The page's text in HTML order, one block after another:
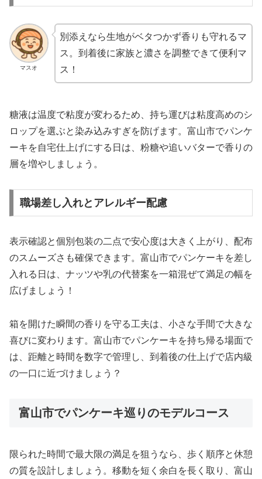
マスオ
別添えなら生地がベタつかず香りも守れるマ
ス。到着後に家族と濃さを調整できて便利マ
ス！
糖液は温度で粘度が変わるため、持ち運びは粘度高めのシ
ロップを選ぶと染み込みすぎを防げます。富山市でパンケ
ーキを自宅仕上げにする日は、粉糖や追いバターで香りの
層を増やしましょう。
職場差し入れとアレルギー配慮
表示確認と個別包装の二点で安心度は大きく上がり、配布
のスムーズさも確保できます。富山市でパンケーキを差し
入れる日は、ナッツや乳の代替案を一箱混ぜて満足の幅を
広げましょう！
箱を開けた瞬間の香りを守る工夫は、小さな手間で大きな
喜びに変わります。富山市でパンケーキを持ち帰る場面で
は、距離と時間を数字で管理し、到着後の仕上げで店内級
の一口に近づけましょう？
富山市でパンケーキ巡りのモデルコース
限られた時間で最大限の満足を狙うなら、歩く順序と休憩
の質を設計しましょう。移動を短く余白を長く取り、富山